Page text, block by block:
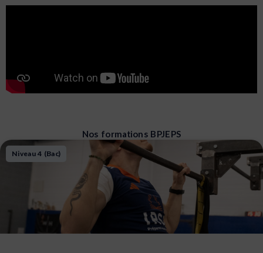
l’animation sociale et sportive. Ce diplôme offre
une multitude d’opportunités professionnelles,
Nos formations BPJEPS
Niveau 4 (Bac)
PagePage